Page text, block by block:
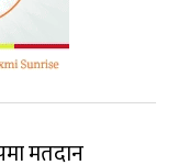
मतदान